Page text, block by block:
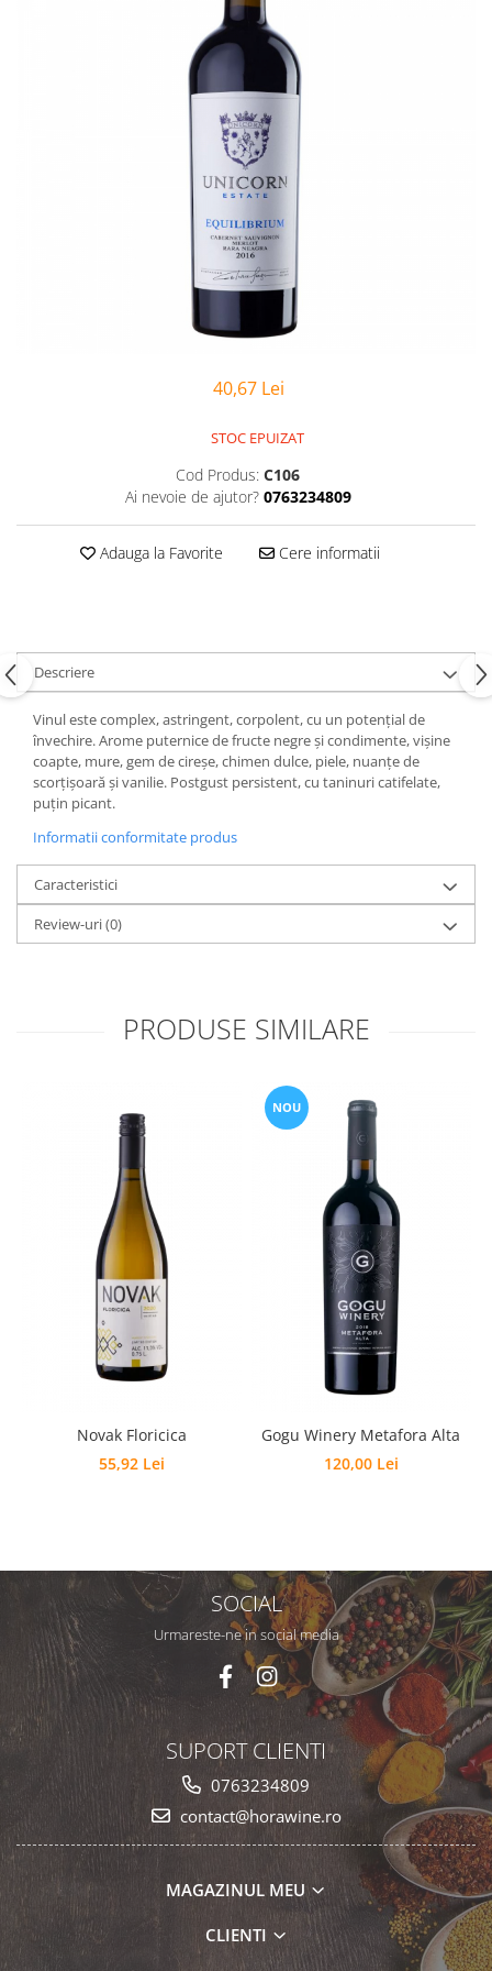
40,67 Lei
STOC EPUIZAT
Cod Produs: C106
Ai nevoie de ajutor? 0763234809
Adauga la Favorite Cere informatii
Descriere
Vinul este complex, astringent, corpolent, cu un potențial de
învechire. Arome puternice de fructe negre și condimente, vișine
coapte, mure, gem de cireșe, chimen dulce, piele, nuanțe de
scorțișoară și vanilie. Postgust persistent, cu taninuri catifelate,
puțin picant.
Informatii conformitate produs
Caracteristici
Review-uri(0)
PRODUSE SIMILARE
Novak Floricica
55,92 Lei
NOU
Gogu Winery Metafora Alta
120,00 Lei
SOCIAL
Urmareste-ne in social media
SUPORT CLIENTI
0763234809
contact@horawine.ro
MAGAZINUL MEU
CLIENTI